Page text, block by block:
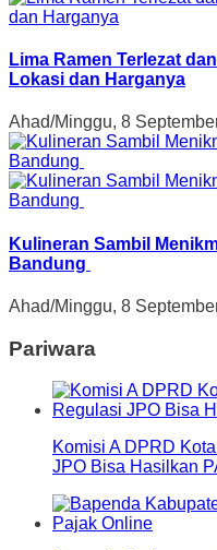
Lima Ramen Terlezat
Lokasi dan Harganya
Ahad/Minggu, 8
Kulineran Sambil
Bandung
Ahad/Minggu, 8
Pariwara
Komisi A DPRD
JPO Bisa Hasilkan